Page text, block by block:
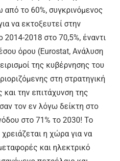
από το 60%, συγκρινόμενος
να εκτοξευτεί στην
2018 στο 70,5%, έναντι
όρου (Eurostat, Ανάλυση
της κυβέρνησης του
στη στρατηγική
την επιτάχυνση της
τον εν λόγω δείκτη στο
στο 71% το 2030! Το
η χώρα για να
και ηλεκτρικό